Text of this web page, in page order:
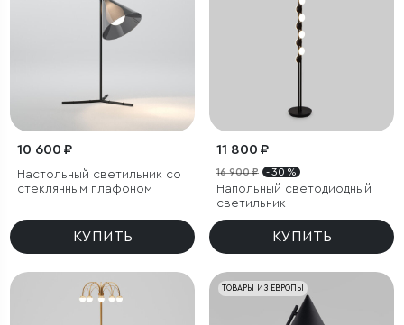
10 600 ₽
Настольный светильник со
стеклянным плафоном
КУПИТЬ
11 800 ₽
16 900 ₽ - 30 %
Напольный светодиодный
светильник
КУПИТЬ
ТОВАРЫ ИЗ ЕВРОПЫ